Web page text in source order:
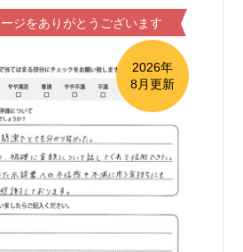
ジをありがとうございます
2026年
8月更新